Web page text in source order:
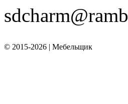
© 2015-2026 | Мебельщик